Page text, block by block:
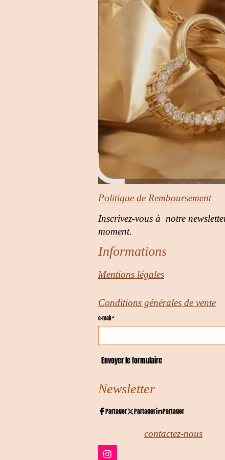
Politique de Remboursement
Inscrivez-vous à notre
moment.
Informations
Mentions légales
Conditions générales de vente
e-mail *
Envoyer le formulaire
Newsletter
Partager Partager Partager
contactez-nous
I